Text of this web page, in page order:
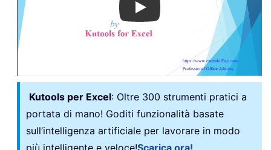
Play
Kutools per Excel: Oltre 300 strumenti pratici a
portata di mano! Goditi funzionalità basate
sull’intelligenza artificiale per lavorare in modo